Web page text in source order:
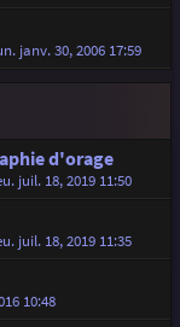
janv. 30, 2006 17:59
d'orage
juil. 18, 2019 11:50
juil. 18, 2019 11:35
10:48